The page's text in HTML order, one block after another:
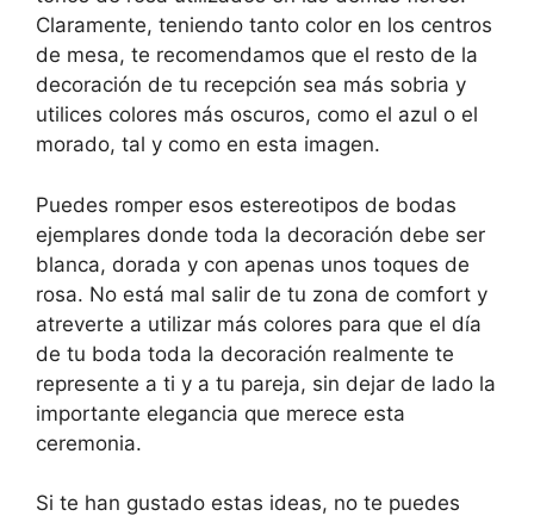
Claramente, teniendo tanto color en los centros
de mesa, te recomendamos que el resto de la
decoración de tu recepción sea más sobria y
utilices colores más oscuros, como el azul o el
morado, tal y como en esta imagen.
Puedes romper esos estereotipos de bodas
ejemplares donde toda la decoración debe ser
blanca, dorada y con apenas unos toques de
rosa. No está mal salir de tu zona de comfort y
atreverte a utilizar más colores para que el día
de tu boda toda la decoración realmente te
represente a ti y a tu pareja, sin dejar de lado la
importante elegancia que merece esta
ceremonia.
Si te han gustado estas ideas, no te puedes